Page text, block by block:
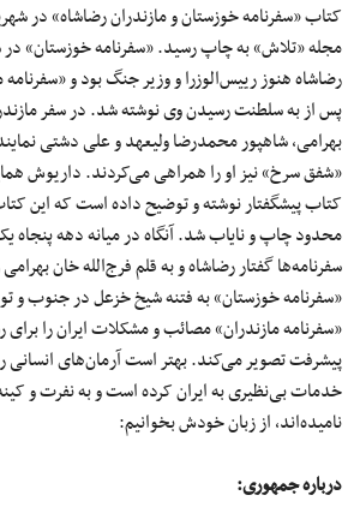
پس از به سلطنت رسیدن وی نوشته شد. در سفر
بهرامی، شاهپور محمدرضا ولیعهد و علی دشتی
«شفق سرخ» نیز او را همراهی می‌کردند. داریوش
کتاب پیشگفتار نوشته و توضیح داده است که این
محدود چاپ و نایاب شد. آنگاه در میانه دهه پنجاه
سفرنامه‌ها گفتار رضاشاه و به قلم فرج‌الله خان
«سفرنامه خوزستان» به فتنه شیخ خزعل در جنوب و
«سفرنامه مازندران» مصائب و مشکلات ایران را
پیشرفت تصویر می‌کند. بهتر است آرمان‌های انسانی
خدمات بی‌نظیری به ایران کرده است و به نفرت و
نامیده‌اند، از زبان خودش بخوانیم:
درباره جمهوری: